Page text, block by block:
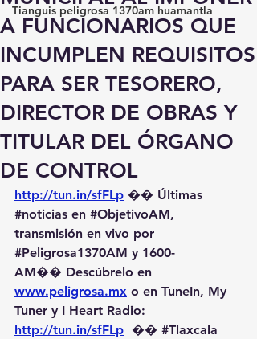
Tianguis peligrosa 1370am huamantla
A FUNCIONARIOS QUE
INCUMPLEN REQUISITOS
PARA SER TESORERO,
DIRECTOR DE OBRAS Y
TITULAR DEL ÓRGANO
DE CONTROL
http://tun.in/sfFLp �� Últimas
#noticias en #ObjetivoAM,
transmisión en vivo por
#Peligrosa1370AM y 1600-
AM��️ Descúbrelo en
www.peligrosa.mx o en TuneIn, My
Tuner y I Heart Radio:
http://tun.in/sfFLp �� #Tlaxcala